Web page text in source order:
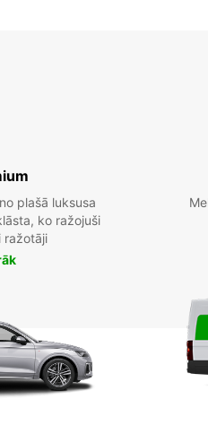
plašā luksusa
ko ražojuši
ražotāji